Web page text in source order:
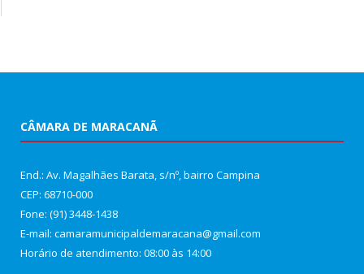
CÂMARA DE MARACANÃ
End.: Av. Magalhães Barata, s/nº, bairro Campina
CEP: 68710-000
Fone: (91) 3448-1438
E-mail: camaramunicipaldemaracana@gmail.com
Horário de atendimento: 08:00 às 14:00